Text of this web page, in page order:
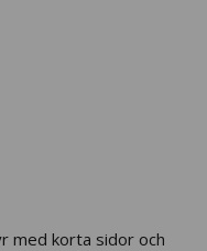
med korta sidor och